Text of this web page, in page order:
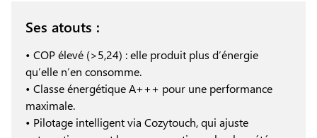
Ses atouts :
• COP élevé (>5,24) : elle produit plus d’énergie
qu’elle n’en consomme.
• Classe énergétique A+++ pour une performance
maximale.
• Pilotage intelligent via Cozytouch, qui ajuste